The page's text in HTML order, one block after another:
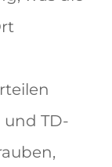
und TD-